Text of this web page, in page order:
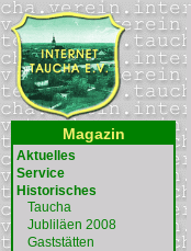
Magazin
Aktuelles
Service
Historisches
Taucha
Jubliläen 2008
Gaststätten